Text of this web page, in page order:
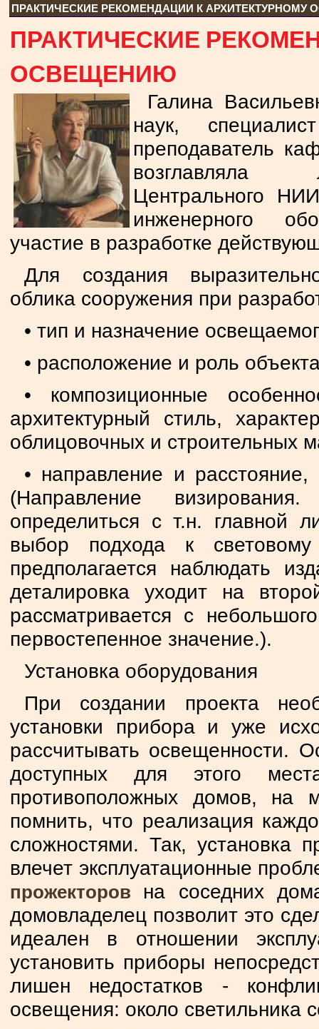
ПРАКТИЧЕСКИЕ РЕКОМЕНДАЦИИ К АРХИТЕКТУРНОМУ
ПРАКТИЧЕСКИЕ
ОСВЕЩЕНИЮ
Галина
наук,
преподаватель
возглавляла
Центрального
инженерного
участие в разработке
Для создания
облика сооружения при
• тип и назначение
• расположение и роль
• композиционные
архитектурный стиль,
облицовочных и строительных
• направление и
(Направление
определиться с т.н. главной
выбор подхода к
предполагается наблюдать
деталировка уходит на
рассматривается с
первостепенное значение.).
Установка оборудования
При создании проекта
установки прибора и уже
рассчитывать освещенности.
доступных для этого
противоположных домов, на
помнить, что реализация
сложностями. Так, установка
влечет эксплуатационные
прожекторов на соседних
домовладелец позволит это
идеален в отношении
установить приборы
лишен недостатков -
освещения: около светильника